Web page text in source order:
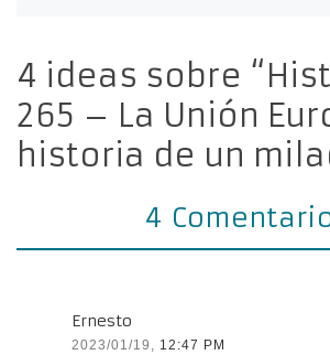
4 ideas sobre
265 – La Unión
historia de un
4
Ernesto
2023/01/19, 12:47 PM